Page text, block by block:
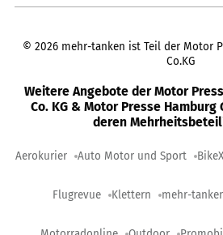
© 2026 mehr-tanken ist Teil der Motor
Co.KG
Weitere Angebote der Motor
Co. KG & Motor Presse Hamburg
deren
Aerokurier Auto Motor und Sport BikeX
Flugrevue Klettern mehr-